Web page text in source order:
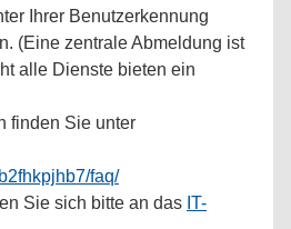
Ihrer Benutzerkennung
(Eine zentrale Abmeldung ist
alle Dienste bieten ein
finden Sie unter
faq/
Sie sich bitte an das IT-